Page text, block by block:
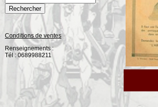
Conditions de ventes
Renseignements :
Tél : 0689988211